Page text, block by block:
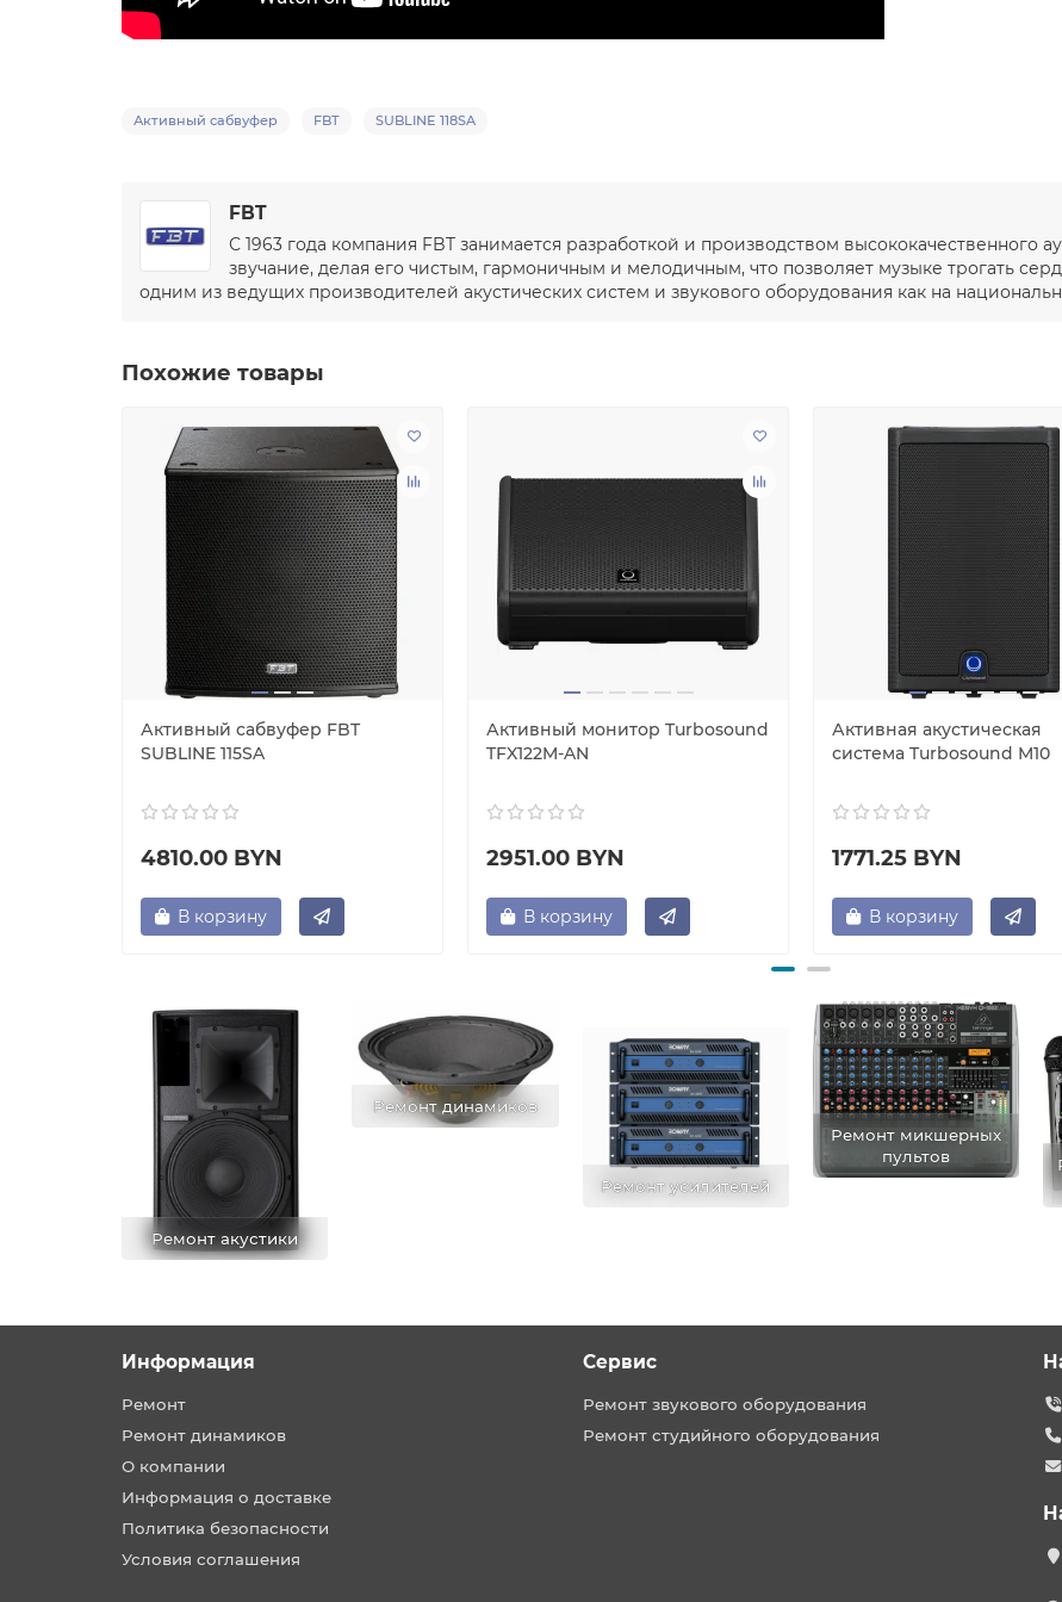
Активный сабвуфер FBT SUBLINE 118SA
FBT
С 1963 года компания FBT занимается разработкой и производством высококачественного
звучание, делая его чистым, гармоничным и мелодичным, что позволяет музыке трогать
одним из ведущих производителей акустических систем и звукового оборудования как на
Похожие товары
Активный сабвуфер FBT
SUBLINE 115SA
4810.00 BYN
В корзину
Активный монитор Turbosound
TFX122M-AN
2951.00 BYN
В корзину
Активная акустическая
система Turbosound M10
1771.25 BYN
В корзину
Ремонт акустики
Ремонт динамиков
Ремонт усилителей
Ремонт микшерных
пультов
Информация
Ремонт
Ремонт динамиков
О компании
Информация о доставке
Политика безопасности
Условия соглашения
Сервис
Ремонт звукового оборудования
Ремонт студийного оборудования